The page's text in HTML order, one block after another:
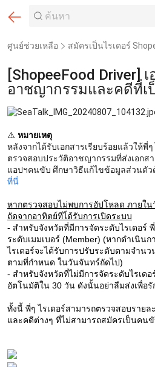
ศูนย์ช่วยเหลือ สมัครเป็นไรเดอร์
[ShopeeFood Driver]
อาชญากรรมและคดีที่
⚠️ หมายเหตุ
หลังจากได้รับเอกสารเรียบร้อยแล้วให้พี่
ตรวจสอบประวัติอาชญากรรมที่ส่งเอกส
แอปฯคนขับ ศึกษาวิธีแก้ไขข้อมูลส่วนตัว
ที่นี่
หากตรวจสอบไม่พบการอัปโหลด ภายใ
ถัดจากอาทิตย์ทีไ่ด้รับการเปิดระบบ
- สำหรับจังหวัดที่มีการจัดระดับไรเดอร์
ระดับเมมเบอร์ (Member) (หากดำเนินก
ไรเดอร์จะได้รับการปรับระดับตามจำน
ตามที่กำหนด ในวันจันทร์ถัดไป)
- สำหรับจังหวัดที่ไม่มีการจัดระดับไรเด
อัตโนมัติใน 30 วัน ดังนั้นอย่าลืมส่งเพื่อ
ทั้งนี้ พี่ๆ ไรเดอร์สามารถตรวจสอบราย
และคดีต่างๆ ที่ไม่สามารถสมัครเป็นคนขั